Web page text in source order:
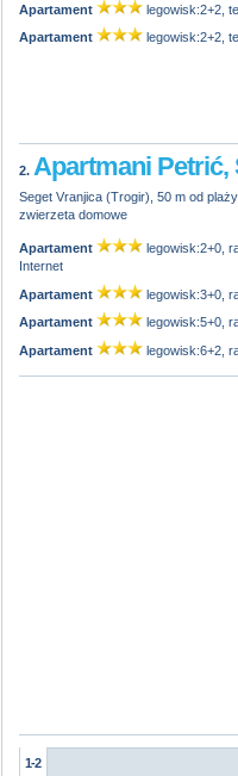
Apartament
legowisk:2+2,
Apartament
legowisk:2+2,
2. Apartmani Petrić,
Seget Vranjica (Trogir), 50 m od
zwierzeta domowe
Apartament
legowisk:2+0,
Internet
Apartament
legowisk:3+0,
Apartament
legowisk:5+0,
Apartament
legowisk:6+2,
1-2